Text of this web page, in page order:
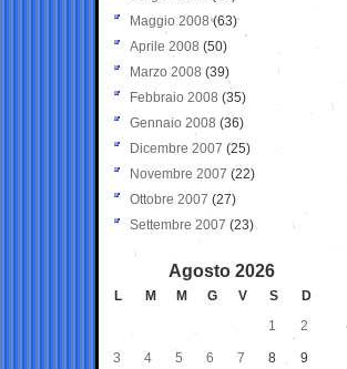
Maggio 2008(63)
Aprile 2008 (50)
Marzo 2008 (39)
Febbraio 2008 (35)
Gennaio 2008 (36)
Dicembre 2007 (25)
Novembre 2007 (22)
Ottobre 2007 (27)
Settembre 2007 (23)
Agosto 2026
L M M G V S
D
1
2
3 4 5 6 7 8 9